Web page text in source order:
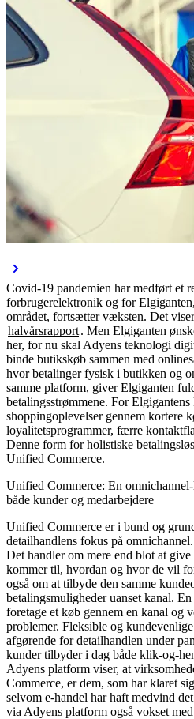
Covid-19 pandemien har medført et
forbrugerelektronik og for
området, fortsætter væksten. Det
halvårsrapport. Men Elgiganten
her, for nu skal Adyens teknologi
binde butikskøb sammen med
hvor betalinger fysisk i butikken og
samme platform, giver Elgiganten
betalingsstrømmene. For
shoppingoplevelser gennem kortere
loyalitetsprogrammer, færre
Denne form for holistiske
Unified Commerce.
Unified Commerce: En
både kunder og medarbejdere
Unified Commerce er i bund og
detailhandlens fokus på omnichannel.
Det handler om mere end blot at
kommer til, hvordan og hvor de vil
også om at tilbyde den samme
betalingsmuligheder uanset kanal.
foretage et køb gennem en kanal og
problemer. Fleksible og
afgørende for detailhandlen under
kunder tilbyder i dag både klik-og-
Adyens platform viser, at
Commerce, er dem, som har klaret
selvom e-handel har haft medvind
via Adyens platform også vokset